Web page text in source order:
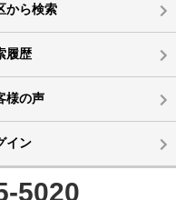
から検索
履歴
様の声
イン
5020